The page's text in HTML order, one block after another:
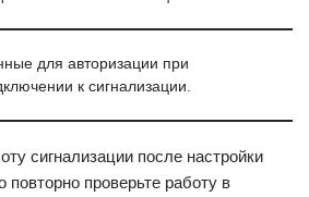
для авторизации при
к сигнализации.
сигнализации после настройки
повторно проверьте работу в